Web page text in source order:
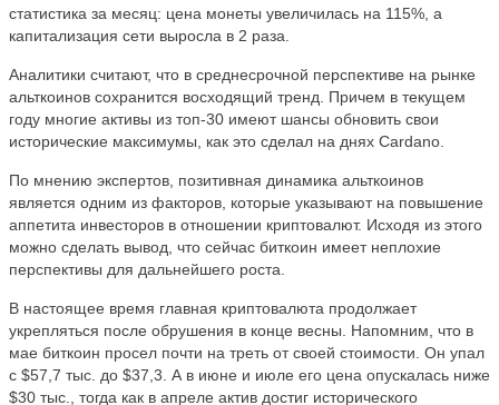
статистика за месяц: цена монеты увеличилась на 115%, а
капитализация сети выросла в 2 раза.
Аналитики считают, что в среднесрочной перспективе на рынке
альткоинов сохранится восходящий тренд. Причем в текущем
году многие активы из топ-30 имеют шансы обновить свои
исторические максимумы, как это сделал на днях Cardano.
По мнению экспертов, позитивная динамика альткоинов
является одним из факторов, которые указывают на повышение
аппетита инвесторов в отношении криптовалют. Исходя из этого
можно сделать вывод, что сейчас биткоин имеет неплохие
перспективы для дальнейшего роста.
В настоящее время главная криптовалюта продолжает
укрепляться после обрушения в конце весны. Напомним, что в
мае биткоин просел почти на треть от своей стоимости. Он упал
с $57,7 тыс. до $37,3. А в июне и июле его цена опускалась ниже
$30 тыс., тогда как в апреле актив достиг исторического